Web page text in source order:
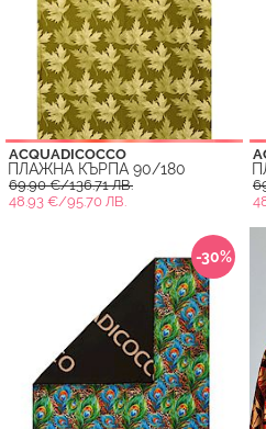
ACQUADICOCCO
ПЛАЖНА КЪРПА 90/180
69.90 €/136.71 ЛВ.
48.93 €/95.70 ЛВ.
-30%